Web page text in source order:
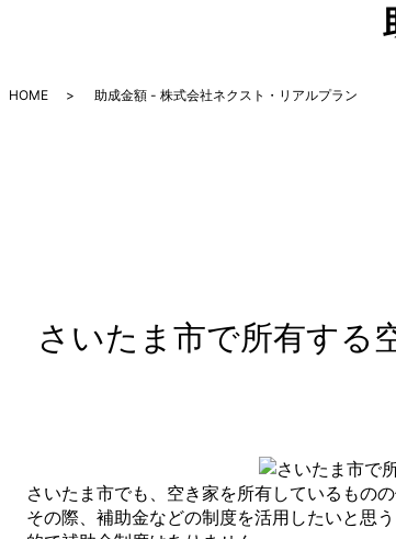
HOME 助成金額 - 株式会社ネクスト・リアルプラン
さいたま市で所有する
さいたま市でも、空き家を所有しているもの
その際、補助金などの制度を活用したいと思